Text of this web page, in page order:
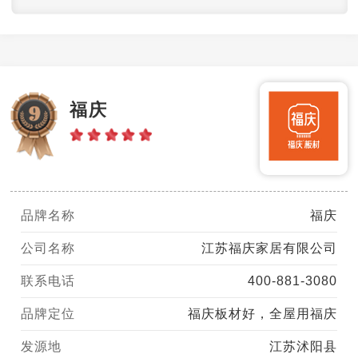
福庆
品牌名称 福庆
公司名称 江苏福庆家居有限公司
联系电话 400-881-3080
品牌定位 福庆板材好，全屋用福庆
发源地 江苏沭阳县